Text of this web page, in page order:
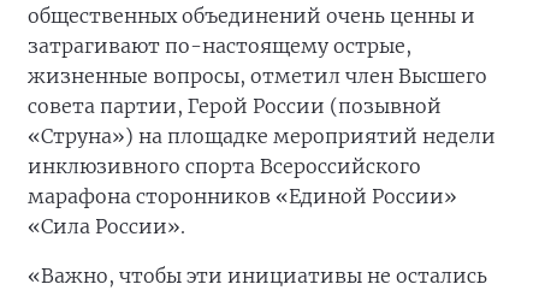
общественных объединений очень ценны и
затрагивают по-настоящему острые,
жизненные вопросы, отметил член Высшего
совета партии, Герой России (позывной
«Струна») на площадке мероприятий недели
инклюзивного спорта Всероссийского
марафона сторонников «Единой России»
«Сила России».
«Важно, чтобы эти инициативы не остались